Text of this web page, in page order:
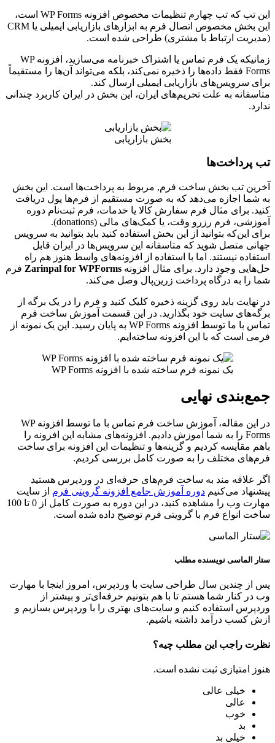
این تب که تب چهارم تنظیمات مخصوص افزونه WP Forms است،
این بخش مخصوص اتصال فرم به ابزارهای بازاریابی ایمیلی یا CRM
(مدیریت ارتباط با مشتری) طراحی شده است.
زمانیکه یک فرم تماس یا اشتراک خبرنامه می‌سازید، افزونه WP
Forms فقط داده‌ها را ذخیره نمی‌کند، بلکه می‌تواند آن‌ها را مستقیماً
برای سرویس‌های بازاریابی ایمیلی ارسال کند.
متاسفانه به علت تحریم‌های ایران، این بخش در ایران کاربرد چندانی
ندارد.
بخش بازاریابی
تب پرداخت‌ها
آخرین تب بخش ساخت فرم, مربوط به پرداخت‌ها است. این بخش
به شما اجازه می‌دهد که به صورت مستقیم از فرم‌ها پول دریافت
کنید. برای مثال فرم سفارش کالا یا خدمات، فرم ثبت‌نام دوره
آموزشی، فرم رزرو وقت، یا کمک‌های مالی (donations).
برای این‌که بتوانید از این بخش استفاده کنید باید بتوانید به سرویس
جهانی متصل شوید که متاسفانه این سرویس‌ها در ایران قابل
استفاده نیستند. اما با استفاده از افزونه‌های واسط هنوز هم راه
حل‌هایی وجود دارد. برای مثال افزونه Zarinpal for WPForms فرم
شما را به درگاه پرداخت زرین‌پال وصل می‌کند.
در نهایت باید روی گزینه ذخیره کلیک کنید و فرم را در یک برگه از
برگه‌های سایت خود بگذارید. در این قسمت آموزش ساخت فرم
تماس با ما توسط افزونه WP Forms به پایان رسید. این یک نمونه از
فرمی است که با این افزونه ساخته‌ایم.
یک نمونه فرم ساخته شده با افزونه WP Forms
جمع‌بندی نهایی
در این مقاله، آموزش ساخت فرم تماس با ما توسط افزونه WP
Forms را به شما آموزش دادیم. افزونه‌های مشابه این افزونه را
باهم مقایسه کردیم و گزینه‌ها و تنظیمات این افزونه برای ساخت
فرم‌های مختلف را به صورت کامل بررسی کردیم.
اگر علاقه مند به ساخت فرم‌های حرفه‌ای در وردپرس هستید
پیشنهاد می‌کنیم دوره آموزش جامع افزونه گرویتی فرم از سایت
مهارت وب را مشاهده کنید، در این دوره به صورت کامل از 0 تا 100
ساخت انواع فرم با گرویتی فرم توضیح داده شده است.
ستار الماسی نویسنده مطلب
پس از چندین سال طراحی سایت با وردپرس، امروز اینجا با مهارت
وب در کنار شما هستم تا با هم بتونیم حرفه‌ای‌تر و بیشتر از
وردپرس استفاده کنیم و سایت‌های بهتری را با وردپرس بسازیم و
ازش کسب درآمد داشته باشیم.
نظرت راجب این مطلب چیه؟
هنوز امتیازی ثبت نشده است.
خیلی عالی
عالی
خوب
بد
خیلی بد